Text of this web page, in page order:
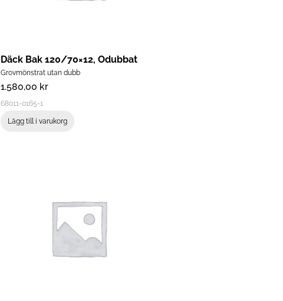
68011-0165-1
Däck Bak 120/70×12, Odubbat
1.580,00 kr
Grovmönstrat utan dubb
Lägg till i varukorg